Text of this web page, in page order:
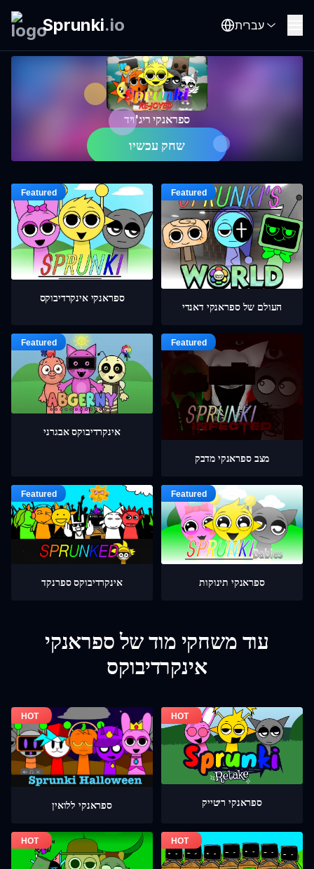
Sprunki.io עברית
ספראנקי ריג'ויד
שחק עכשיו
ספראנקי אינקרדיבוקס
העולם של ספראנקי דאנדי
אינקרדיבוקס אבגרני
מצב ספראנקי מדבק
אינקרדיבוקס ספרנקד ספראנקי תינוקות
עוד משחקי מוד של ספראנקי
אינקרדיבוקס
ספראנקי ללואין ספראנקי ריטייק